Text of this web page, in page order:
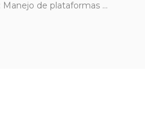
Manejo de plataformas